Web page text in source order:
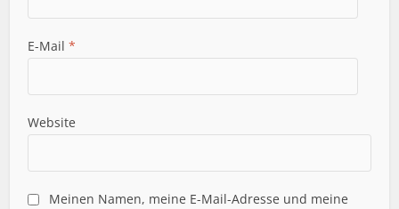
E-Mail*
Website
Meinen Namen, meine E-Mail-Adresse und meine